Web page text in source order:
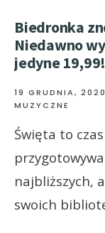
Biedronka
Niedawno
jedyne 19,99!
19 GRUDNIA, 2020
MUZYCZNE
Święta to
najbliższych,
swoich